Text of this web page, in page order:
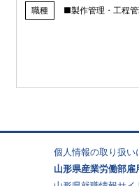
職種
■製作管理・工程
個人情報の取り扱い
山形県産業労働部